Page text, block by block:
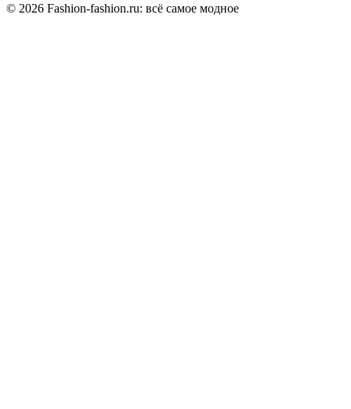
© 2026 Fashion-fashion.ru: всё самое модное